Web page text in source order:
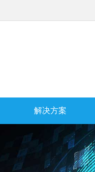
解决方案